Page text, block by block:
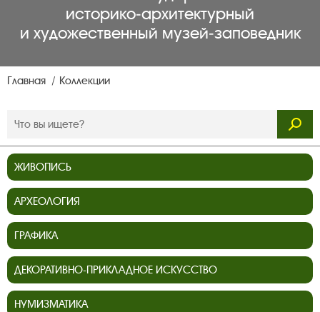
историко‑архитектурный
и художественный музей‑заповедник
Главная Коллекции
ЖИВОПИСЬ
АРХЕОЛОГИЯ
ГРАФИКА
ДЕКОРАТИВНО-ПРИКЛАДНОЕ ИСКУССТВО
НУМИЗМАТИКА